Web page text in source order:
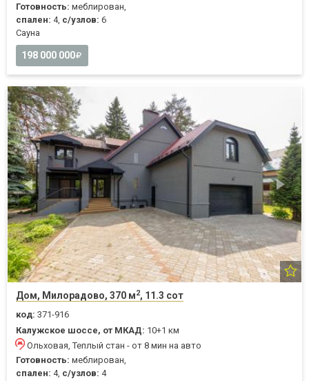
Готовность: меблирован,
спален: 4, с/узлов: 6
Cауна
198 000 000
Дом, Милорадово, 370 м2, 11.3 сот
код: 371-916
Калужское шоссе, от МКАД: 10+1 км
Ольховая, Теплый стан - от 8 мин на авто
Готовность: меблирован,
спален: 4, с/узлов: 4